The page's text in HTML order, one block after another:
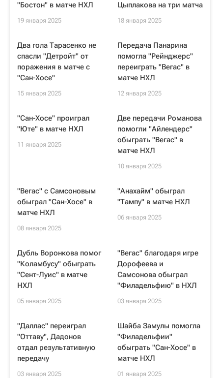
"Бостон" в матче НХЛ
19 января 2025
Цыплакова на три матча
18 января 2025
Два гола Тарасенко не
спасли "Детройт" от
поражения в матче с
"Сан-Хосе"
15 января 2025
Передача Панарина
помогла "Рейнджерс"
переиграть "Вегас" в
матче НХЛ
12 января 2025
"Сан-Хосе" проиграл
"Юте" в матче НХЛ
11 января 2025
Две передачи Романова
помогли "Айлендерс"
обыграть "Вегас" в
матче НХЛ
10 января 2025
"Вегас" c Самсоновым
обыграл "Сан-Хосе" в
матче НХЛ
08 января 2025
"Анахайм" обыграл
"Тампу" в матче НХЛ
06 января 2025
Дубль Воронкова помог
"Коламбусу" обыграть
"Сент-Луис" в матче
НХЛ
05 января 2025
"Вегас" благодаря игре
Дорофеева и
Самсонова обыграл
"Филадельфию" в НХЛ
03 января 2025
"Даллас" переиграл
"Оттаву", Дадонов
отдал результативную
передачу
03 января 2025
Шайба Замулы помогла
"Филадельфии"
обыграть "Сан-Хосе" в
матче НХЛ
01 января 2025